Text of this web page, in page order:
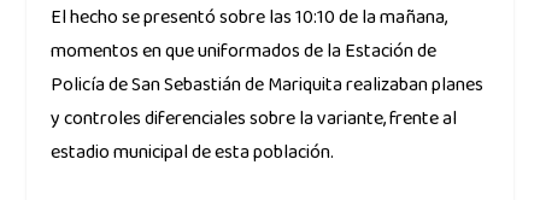
El hecho se presentó sobre las 10:10 de la mañana,
momentos en que uniformados de la Estación de
Policía de San Sebastián de Mariquita realizaban planes
y controles diferenciales sobre la variante, frente al
estadio municipal de esta población.